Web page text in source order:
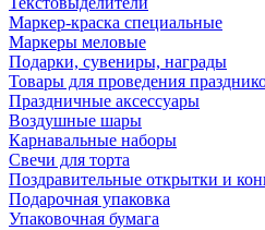
Маркер-краска специальные
Маркеры меловые
Подарки, сувениры, награды
Товары для проведения
Праздничные аксессуары
Воздушные шары
Карнавальные наборы
Свечи для торта
Поздравительные открытки и
Подарочная упаковка
Упаковочная бумага